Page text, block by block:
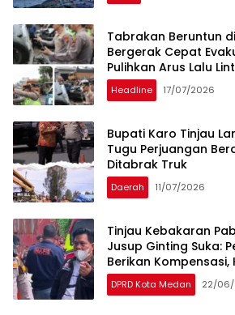
Tabrakan Beruntun
Bergerak Cepat
Pulihkan Arus Lalu
Headline 17/07/2026
Bupati Karo Tinjau
Tugu Perjuangan
Ditabrak Truk
Daerah 11/07/2026
Tinjau Kebakaran
Jusup Ginting Suka:
Berikan
Terdampak
DPRD Kota Medan 22/